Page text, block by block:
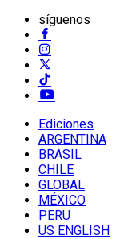
síguenos
Ediciones
ARGENTINA
BRASIL
CHILE
GLOBAL
MÉXICO
PERU
US ENGLISH